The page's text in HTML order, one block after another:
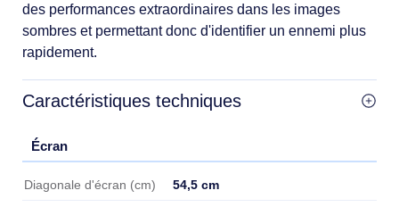
des performances extraordinaires dans les images
sombres et permettant donc d'identifier un ennemi plus
rapidement.
Caractéristiques techniques
Écran
Écran
Diagonale d'écran (cm) 54,5 cm